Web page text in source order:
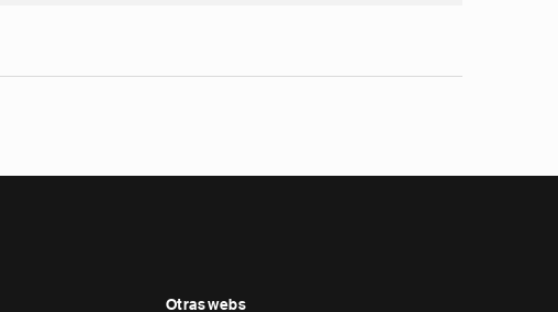
Otras webs